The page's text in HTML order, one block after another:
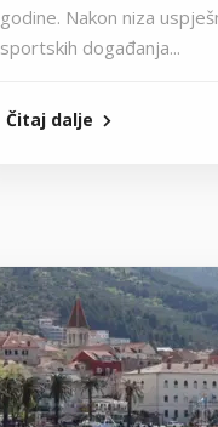
godine. Nakon niza
sportskih događanja...
Čitaj dalje